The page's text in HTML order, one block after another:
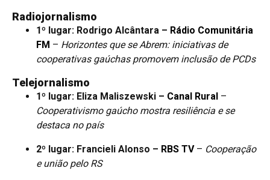
Radiojornalismo
1º lugar: Rodrigo Alcântara – Rádio Comunitária
FM – Horizontes que se Abrem: iniciativas de
cooperativas gaúchas promovem inclusão de PCDs
Telejornalismo
1º lugar: Eliza Maliszewski – Canal Rural –
Cooperativismo gaúcho mostra resiliência e se
destaca no país
2º lugar: Francieli Alonso – RBS TV– Cooperação
e união pelo RS